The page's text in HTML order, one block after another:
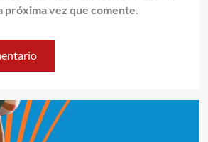
próxima vez que comente.